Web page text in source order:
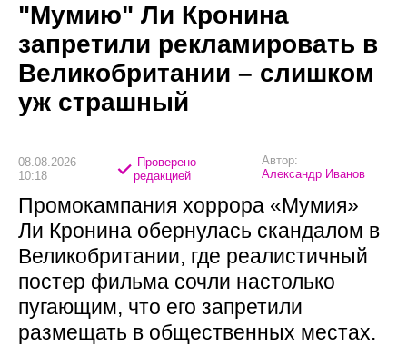
"Мумию" Ли Кронина
запретили рекламировать в
Великобритании – слишком
уж страшный
08.08.2026
10:18
Проверено
редакцией
Автор:
Александр Иванов
Промокампания хоррора «Мумия»
Ли Кронина обернулась скандалом в
Великобритании, где реалистичный
постер фильма сочли настолько
пугающим, что его запретили
размещать в общественных местах.